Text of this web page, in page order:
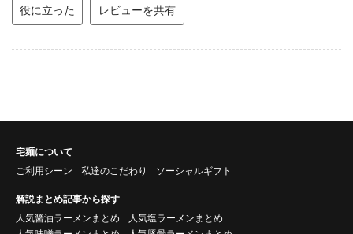
役に立った レビューを共有
宅麺について
ご利用シーン
私達のこだわり ソーシャルギフト
解説まとめ記事から探す
人気醤油ラーメンまとめ
人気塩ラーメンまとめ